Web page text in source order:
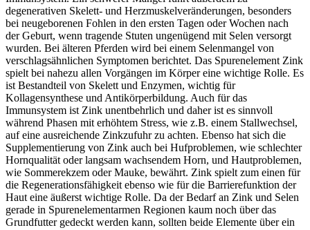
degenerativen Skelett- und Herzmuskelveränderungen, besonders
bei neugeborenen Fohlen in den ersten Tagen oder Wochen nach
der Geburt, wenn tragende Stuten ungenügend mit Selen versorgt
wurden. Bei älteren Pferden wird bei einem Selenmangel von
verschlagsähnlichen Symptomen berichtet. Das Spurenelement Zink
spielt bei nahezu allen Vorgängen im Körper eine wichtige Rolle. Es
ist Bestandteil von Skelett und Enzymen, wichtig für
Kollagensynthese und Antikörperbildung. Auch für das
Immunsystem ist Zink unentbehrlich und daher ist es sinnvoll
während Phasen mit erhöhtem Stress, wie z.B. einem Stallwechsel,
auf eine ausreichende Zinkzufuhr zu achten. Ebenso hat sich die
Supplementierung von Zink auch bei Hufproblemen, wie schlechter
Hornqualität oder langsam wachsendem Horn, und Hautproblemen,
wie Sommerekzem oder Mauke, bewährt. Zink spielt zum einen für
die Regenerationsfähigkeit ebenso wie für die Barrierefunktion der
Haut eine äußerst wichtige Rolle. Da der Bedarf an Zink und Selen
gerade in Spurenelementarmen Regionen kaum noch über das
Grundfutter gedeckt werden kann, sollten beide Elemente über ein